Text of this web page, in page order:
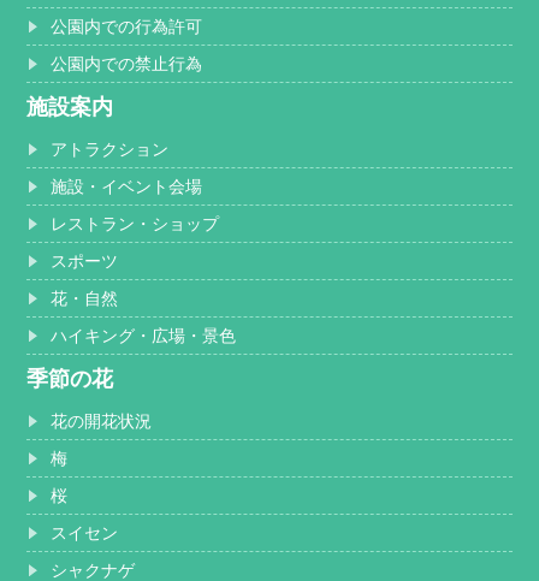
公園内での行為許可
公園内での禁止行為
施設案内
アトラクション
施設・イベント会場
レストラン・ショップ
スポーツ
花・自然
ハイキング・広場・景色
季節の花
花の開花状況
梅
桜
スイセン
シャクナゲ